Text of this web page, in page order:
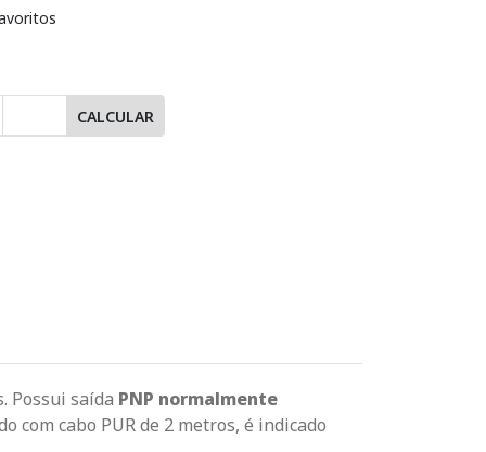
CALCULAR
Possui saída PNP normalmente
com cabo PUR de 2 metros, é indicado